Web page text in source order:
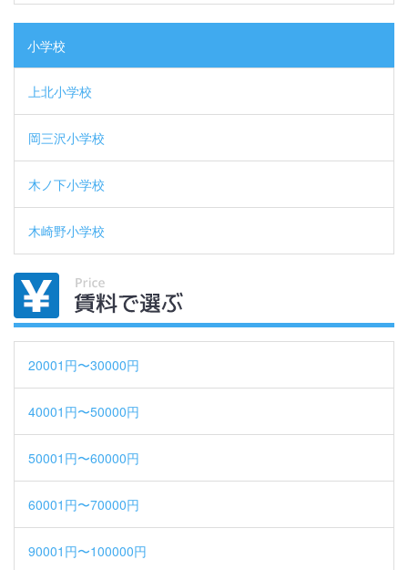
小学校
上北小学校
岡三沢小学校
木ノ下小学校
木崎野小学校
20001円〜30000円
40001円〜50000円
50001円〜60000円
60001円〜70000円
90001円〜100000円